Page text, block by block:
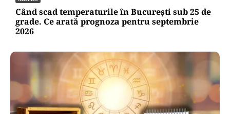
Când scad temperaturile în București sub 25 de
grade. Ce arată prognoza pentru septembrie
2026